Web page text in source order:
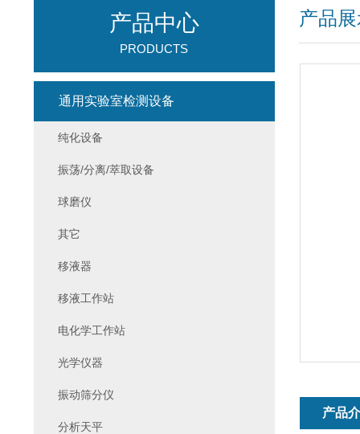
产品
产品
产品中心
PRODUCTS
通用实验室检测设备
纯化设备
振荡/分离/萃取设备
球磨仪
其它
移液器
移液工作站
电化学工作站
光学仪器
振动筛分仪
分析天平